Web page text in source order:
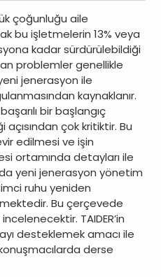
çoğunluğu aile
bu işletmelerin 13% veya
kadar sürdürülebildiği
problemler genellikle
jenerasyon ile
kaynaklanır.
bir başlangıç
açısından çok kritiktir. Bu
edilmesi ve işin
ortamında detayları ile
yeni jenerasyon yönetim
ruhu yeniden
Bu çerçevede
TAIDER’in
desteklemek amacı ile
derse